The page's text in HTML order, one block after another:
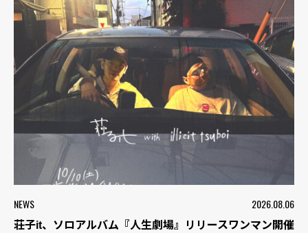
NEWS 2026.08.06
荘子it、ソロアルバム『人生劇場』リリースワンマン開催